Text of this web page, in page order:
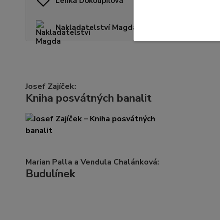
Nakladatelství Magda
Josef Zajíček:
Kniha posvátných banalit
Marian Palla a Vendula Chalánková:
Budulínek